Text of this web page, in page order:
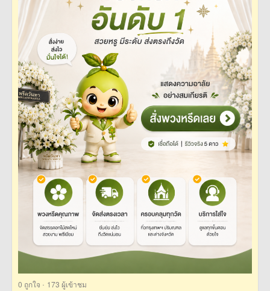
0 ถูกใจ · 173 ผู้เข้าชม